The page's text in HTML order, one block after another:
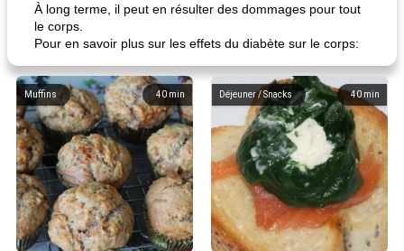
À long terme, il peut en résulter des dommages pour tout
le corps.
Pour en savoir plus sur les effets du diabète sur le corps:
40 min
Muffins 40 min
Déjeuner / Snacks